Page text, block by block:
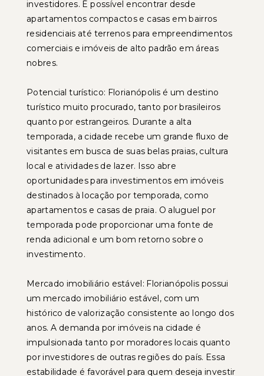
investidores. É possível encontrar desde
apartamentos compactos e casas em bairros
residenciais até terrenos para empreendimentos
comerciais e imóveis de alto padrão em áreas
nobres.
Potencial turístico: Florianópolis é um destino
turístico muito procurado, tanto por brasileiros
quanto por estrangeiros. Durante a alta
temporada, a cidade recebe um grande fluxo de
visitantes em busca de suas belas praias, cultura
local e atividades de lazer. Isso abre
oportunidades para investimentos em imóveis
destinados à locação por temporada, como
apartamentos e casas de praia. O aluguel por
temporada pode proporcionar uma fonte de
renda adicional e um bom retorno sobre o
investimento.
Mercado imobiliário estável: Florianópolis possui
um mercado imobiliário estável, com um
histórico de valorização consistente ao longo dos
anos. A demanda por imóveis na cidade é
impulsionada tanto por moradores locais quanto
por investidores de outras regiões do país. Essa
estabilidade é favorável para quem deseja investir